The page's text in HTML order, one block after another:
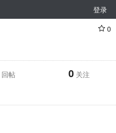
登录
0
回帖 0 关注